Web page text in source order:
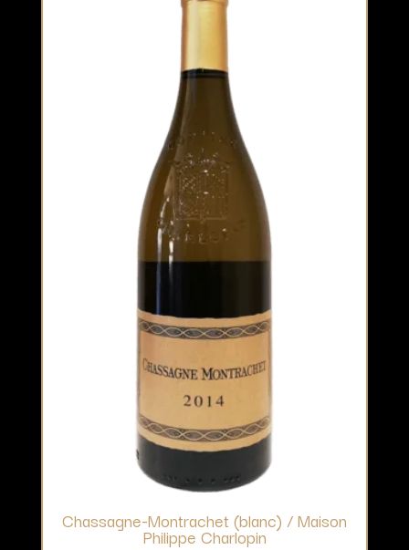
Chassagne-Montrachet (blanc) / Maison
Philippe Charlopin